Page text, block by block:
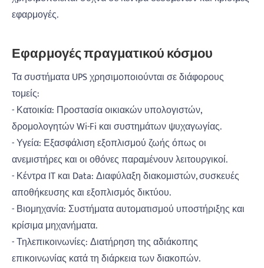
εφαρμογές.
Εφαρμογές πραγματικού κόσμου
Τα συστήματα UPS χρησιμοποιούνται σε διάφορους
τομείς:
- Κατοικία: Προστασία οικιακών υπολογιστών,
δρομολογητών Wi-Fi και συστημάτων ψυχαγωγίας.
- Υγεία: Εξασφάλιση εξοπλισμού ζωής όπως οι
ανεμιστήρες και οι οθόνες παραμένουν λειτουργικοί.
- Κέντρα IT και Data: Διαφύλαξη διακομιστών, συσκευές
αποθήκευσης και εξοπλισμός δικτύου.
- Βιομηχανία: Συστήματα αυτοματισμού υποστήριξης και
κρίσιμα μηχανήματα.
- Τηλεπικοινωνίες: Διατήρηση της αδιάκοπης
επικοινωνίας κατά τη διάρκεια των διακοπών.